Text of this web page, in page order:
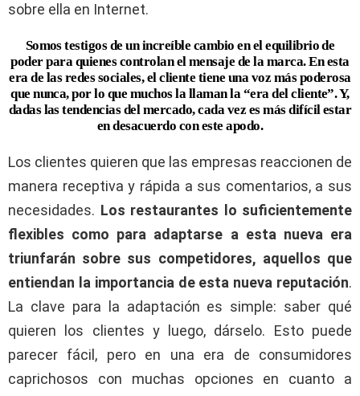
sobre ella en Internet.
Somos testigos de un increíble cambio en el equilibrio de
poder para quienes controlan el mensaje de la marca. En esta
era de las redes sociales, el cliente tiene una voz más poderosa
que nunca, por lo que muchos la llaman la “era del cliente”. Y,
dadas las tendencias del mercado, cada vez es más difícil estar
en desacuerdo con este apodo.
Los clientes quieren que las empresas reaccionen de
manera receptiva y rápida a sus comentarios, a sus
necesidades. Los restaurantes lo suficientemente
flexibles como para adaptarse a esta nueva era
triunfarán sobre sus competidores, aquellos que
entiendan la importancia de esta nueva reputación.
La clave para la adaptación es simple: saber qué
quieren los clientes y luego, dárselo. Esto puede
parecer fácil, pero en una era de consumidores
caprichosos con muchas opciones en cuanto a